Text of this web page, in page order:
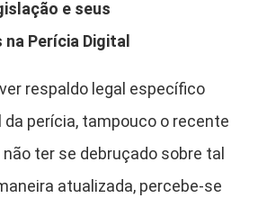
e seus
Perícia Digital
respaldo legal específico
da perícia, tampouco o recente
ter se debruçado sobre tal
atualizada, percebe-se